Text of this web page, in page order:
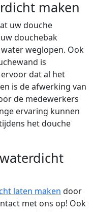
maken
uw douche
douchebak
weglopen. Ook
is
dat al het
is de afwerking van
de medewerkers
ervaring kunnen
het douche
laten maken door
met ons op! Ook